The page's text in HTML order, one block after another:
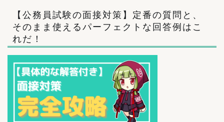
【公務員試験の面接対策】定番の質問と、
そのまま使えるパーフェクトな回答例はこ
れだ！